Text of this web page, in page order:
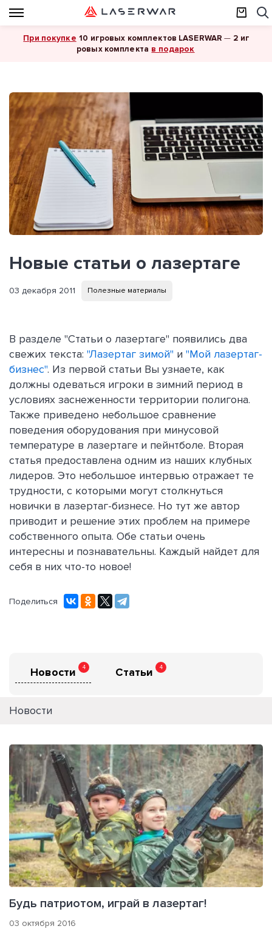
При покупке 10 игровых комплектов LASERWAR — 2 иг
ровых комплекта в подарок
Новые статьи о лазертаге
03 декабря 2011 Полезные материалы
В разделе "Статьи о лазертаге" появились два
свежих текста: "Лазертаг зимой" и "Мой лазертаг-
бизнес". Из первой статьи Вы узнаете, как
должны одеваться игроки в зимний период в
условиях заснеженности территории полигона.
Также приведено небольшое сравнение
поведения оборудования при минусовой
температуре в лазертаге и пейнтболе. Вторая
статья предоставлена одним из наших клубных
лидеров. Это небольшое интервью отражает те
трудности, с которыми могут столкнуться
новички в лазертаг-бизнесе. Но тут же автор
приводит и решение этих проблем на примере
собственного опыта. Обе статьи очень
интересны и познавательны. Каждый найдет для
себя в них что-то новое!
Поделиться
Новости 4 Статьи 4
Новости
Будь патриотом, играй в лазертаг!
03 октября 2016